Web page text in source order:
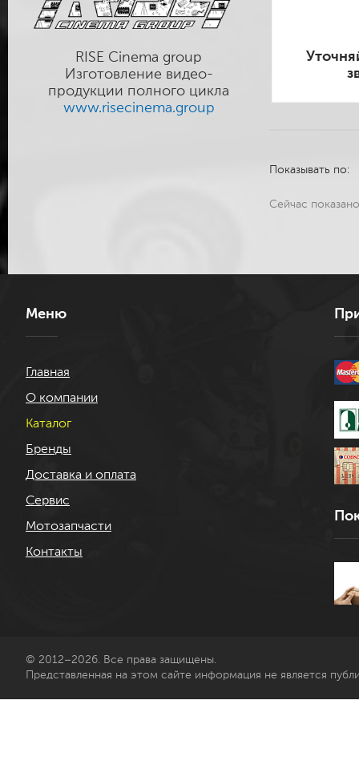
RISE Cinema group
Изготовление видео-
продукции полного цикла
www.risecinema.group
Показывать по:
Сейчас
Меню
Главная
О компании
Каталог
Бренды
Доставка и оплата
Сервис
Мотозапчасти
Контакты
© 2012–2026. Все права защищены.
Представленная на этом сайте информация не является